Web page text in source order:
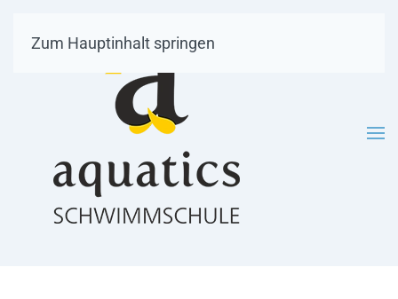
Zum Hauptinhalt springen